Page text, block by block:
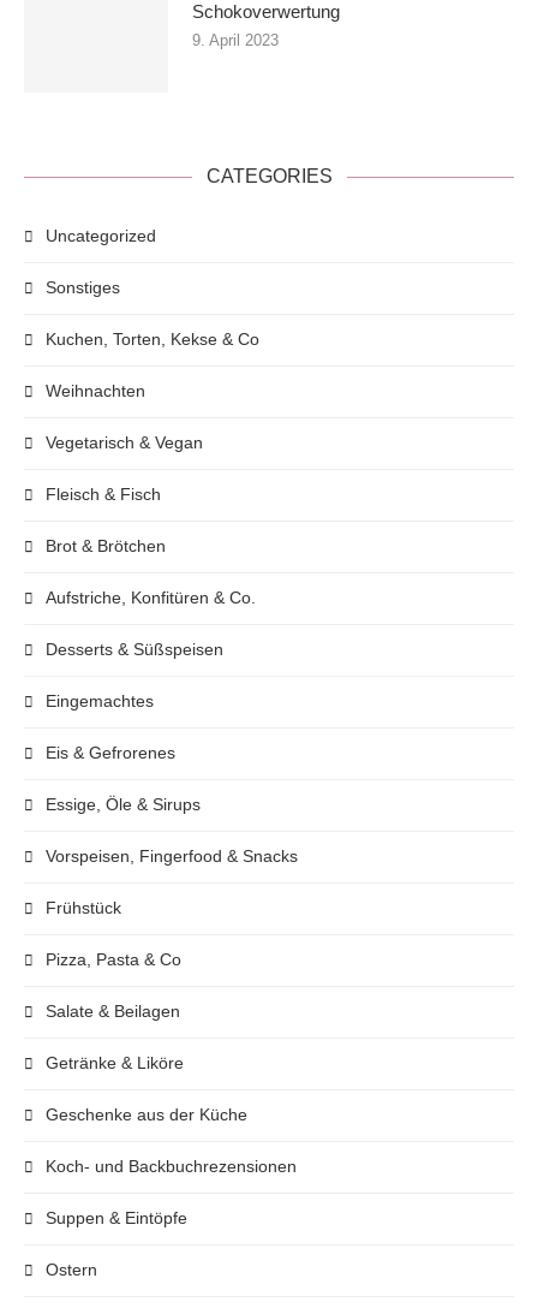
Schokoverwertung
9. April 2023
CATEGORIES
Uncategorized
Sonstiges
Kuchen, Torten, Kekse & Co
Weihnachten
Vegetarisch & Vegan
Fleisch & Fisch
Brot & Brötchen
Aufstriche, Konfitüren & Co.
Desserts & Süßspeisen
Eingemachtes
Eis & Gefrorenes
Essige, Öle & Sirups
Vorspeisen, Fingerfood & Snacks
Frühstück
Pizza, Pasta & Co
Salate & Beilagen
Getränke & Liköre
Geschenke aus der Küche
Koch- und Backbuchrezensionen
Suppen & Eintöpfe
Ostern